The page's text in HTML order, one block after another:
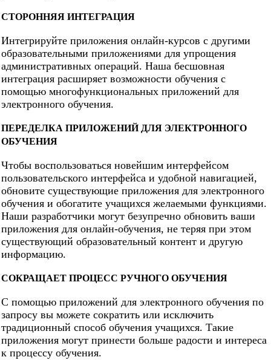
СТОРОННЯЯ ИНТЕГРАЦИЯ
Интегрируйте приложения онлайн-курсов с другими
образовательными приложениями для упрощения
административных операций. Наша бесшовная
интеграция расширяет возможности обучения с
помощью многофункциональных приложений для
электронного обучения.
ПЕРЕДЕЛКА ПРИЛОЖЕНИЙ ДЛЯ ЭЛЕКТРОННОГО
ОБУЧЕНИЯ
Чтобы воспользоваться новейшим интерфейсом
пользовательского интерфейса и удобной навигацией,
обновите существующие приложения для электронного
обучения и обогатите учащихся желаемыми функциями.
Наши разработчики могут безупречно обновить ваши
приложения для онлайн-обучения, не теряя при этом
существующий образовательный контент и другую
информацию.
СОКРАЩАЕТ ПРОЦЕСС РУЧНОГО ОБУЧЕНИЯ
С помощью приложений для электронного обучения по
запросу вы можете сократить или исключить
традиционный способ обучения учащихся. Такие
приложения могут принести больше радости и интереса
к процессу обучения.